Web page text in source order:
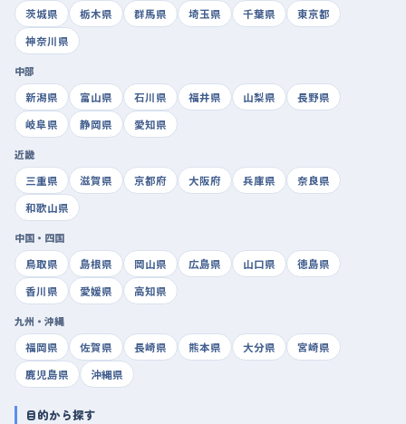
茨城県
栃木県 群馬県 埼玉県 千葉県
東京都
神奈川県
中部
新潟県
富山県 石川県 福井県 山梨県
長野県
岐阜県
静岡県 愛知県
近畿
三重県
滋賀県 京都府 大阪府 兵庫県
奈良県
和歌山県
中国・四国
鳥取県
島根県 岡山県 広島県 山口県
徳島県
香川県
愛媛県 高知県
九州・沖縄
福岡県
佐賀県 長崎県 熊本県 大分県
宮崎県
鹿児島県
沖縄県
目的から探す